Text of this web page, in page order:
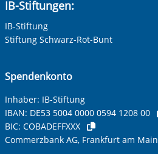
IB-Stiftungen:
IB-Stiftung
Stiftung Schwarz-Rot-Bunt
Spendenkonto
Inhaber: IB-Stiftung
IBAN: DE53 5004 0000 0594 1208 00
BIC: COBADEFFXXX
Commerzbank AG, Frankfurt am Main